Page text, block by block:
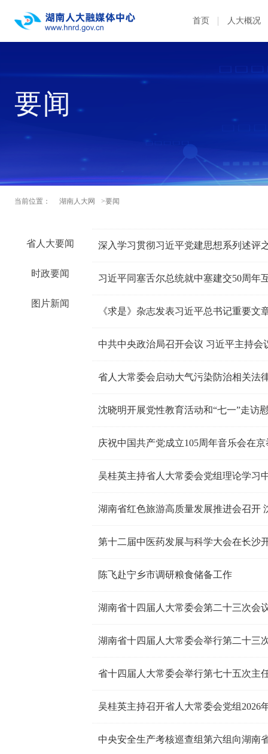
首页 人大概况
要闻
当前位置： 湖南人大网 >要闻
省人大要闻
时政要闻
图片新闻
深入学习贯彻习近平党建思想系列述评
习近平同塞舌尔总统就中塞建交50周年
《求是》杂志发表习近平总书记重要文
中共中央政治局召开会议 习近平主持会
沈晓明开展党性教育活动和“七一”走访
庆祝中国共产党成立105周年音乐会在京
吴桂英主持省人大常委会党组理论学习
湖南省红色旅游高质量发展推进会召开
第十二届中医药发展与科学大会在长沙
陈飞赴宁乡市调研粮食储备工作
湖南省十四届人大常委会第二十三次会
湖南省十四届人大常委会举行第二十三
省十四届人大常委会举行第七十五次主
吴桂英主持召开省人大常委会党组2026
中央安全生产考核巡查组第六组向湖南